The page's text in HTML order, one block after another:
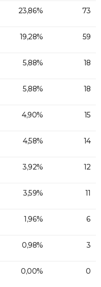
23,86% 73
19,28% 59
5,88% 18
5,88% 18
4,90% 15
4,58% 14
3,92% 12
3,59% 11
1,96% 6
0,98% 3
0,00% 0